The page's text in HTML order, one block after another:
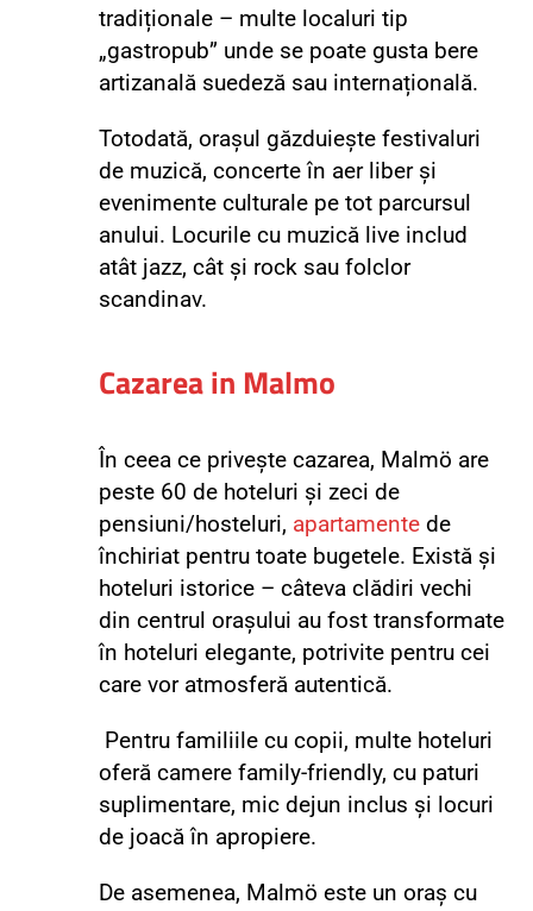
tradiționale – multe localuri tip
„gastropub” unde se poate gusta bere
artizanală suedeză sau internațională.
Totodată, orașul găzduiește festivaluri
de muzică, concerte în aer liber și
evenimente culturale pe tot parcursul
anului. Locurile cu muzică live includ
atât jazz, cât și rock sau folclor
scandinav.
Cazarea in Malmo
În ceea ce privește cazarea, Malmö are
peste 60 de hoteluri și zeci de
pensiuni/hosteluri, apartamente de
închiriat pentru toate bugetele. Există și
hoteluri istorice – câteva clădiri vechi
din centrul orașului au fost transformate
în hoteluri elegante, potrivite pentru cei
care vor atmosferă autentică.
Pentru familiile cu copii, multe hoteluri
oferă camere family-friendly, cu paturi
suplimentare, mic dejun inclus și locuri
de joacă în apropiere.
De asemenea, Malmö este un oraș cu